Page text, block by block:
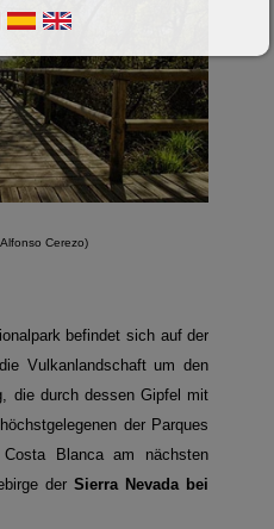
Cerezo)
befindet sich auf der
Vulkanlandschaft um den
die durch dessen Gipfel mit
der Parques
Blanca am nächsten
derSierra Nevada bei